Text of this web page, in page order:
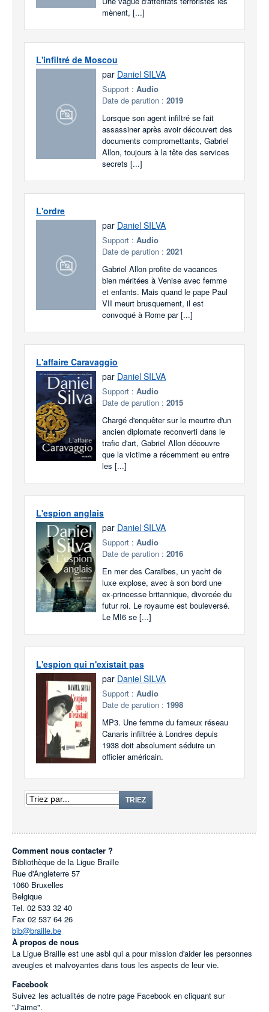
mènent, [...]
L'infiltré de Moscou
par Daniel SILVA
Support : Audio
Date de parution : 2019
Lorsque son agent infiltré se fait
assassiner après avoir découvert des
documents compromettants, Gabriel
Allon, toujours à la tête des services
secrets [...]
L'ordre
par Daniel SILVA
Support : Audio
Date de parution : 2021
Gabriel Allon profite de vacances
bien méritées à Venise avec femme
et enfants. Mais quand le pape Paul
VII meurt brusquement, il est
convoqué à Rome par [...]
L'affaire Caravaggio
par Daniel SILVA
Support : Audio
Date de parution : 2015
Chargé d'enquêter sur le meurtre d'un
ancien diplomate reconverti dans le
trafic d'art, Gabriel Allon découvre
que la victime a récemment eu entre
les [...]
L'espion anglais
par Daniel SILVA
Support : Audio
Date de parution : 2016
En mer des Caraïbes, un yacht de
luxe explose, avec à son bord une
ex-princesse britannique, divorcée du
futur roi. Le royaume est bouleversé.
Le MI6 se [...]
L'espion qui n'existait pas
par Daniel SILVA
Support : Audio
Date de parution : 1998
MP3. Une femme du fameux réseau
Canaris infiltrée à Londres depuis
1938 doit absolument séduire un
officier américain.
TRIEZ
Comment nous contacter ?
Bibliothèque de la Ligue Braille
Rue d'Angleterre 57
1060 Bruxelles
Belgique
Tel. 02 533 32 40
Fax 02 537 64 26
bib@braille.be
À propos de nous
La Ligue Braille est une asbl qui a pour mission d'aider les personnes
aveugles et malvoyantes dans tous les aspects de leur vie.
Facebook
Suivez les actualités de notre page Facebook en cliquant sur
"J'aime".